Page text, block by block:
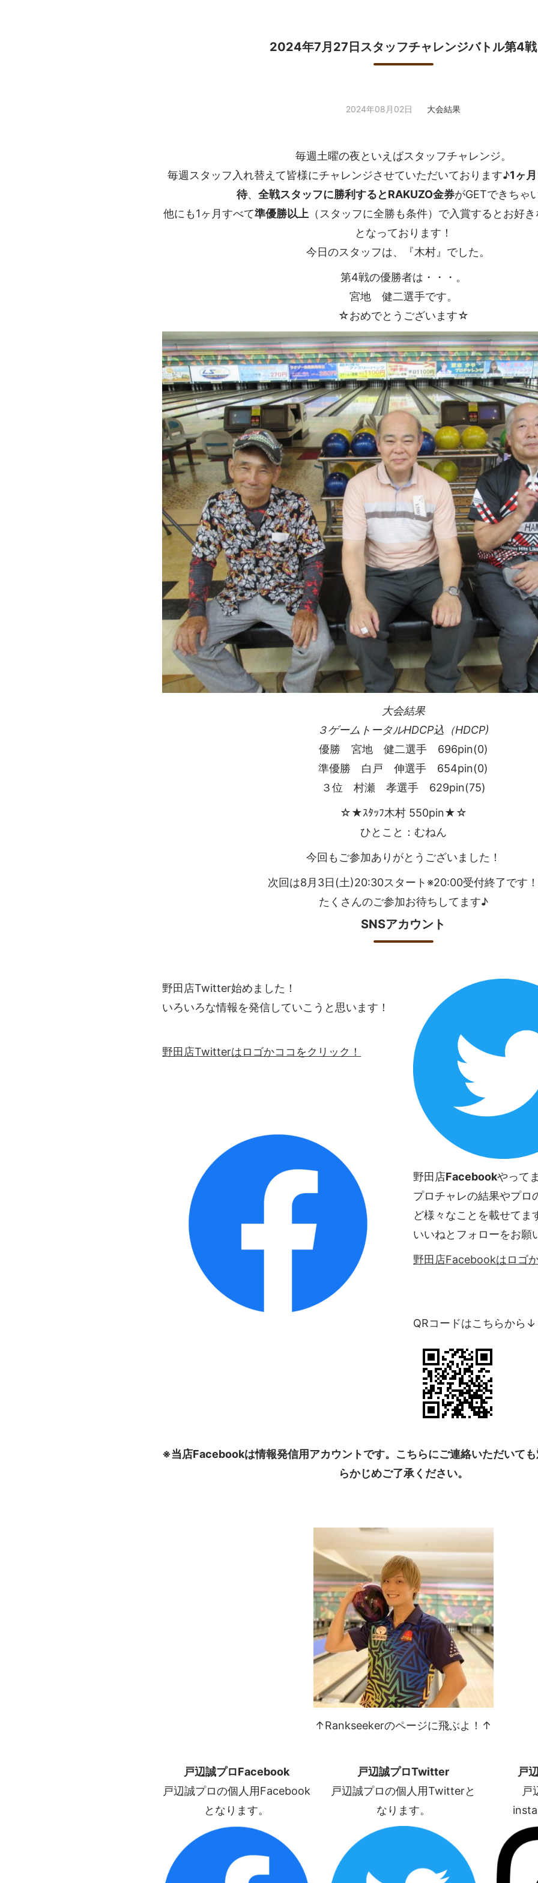
2024年7月27日スタッフチャレンジバトル第4戦
2024年08月02日 大会結果
毎週土曜の夜といえばスタッフチャレンジ。
毎週スタッフ入れ替えて皆様にチャレンジさせていただいております♪1ヶ
待、全戦スタッフに勝利するとRAKUZO金券がGETできちゃ
他にも1ヶ月すべて準優勝以上 （スタッフに全勝も条件）で入賞するとお好
となっております！
今日のスタッフは、『木村』でした。
第4戦の優勝者は・・・。
宮地 健二選手です。
☆おめでとうございます☆
大会結果
３ゲームトータルHDCP込（HDCP)
優勝 宮地 健二選手 696pin(0)
準優勝 白戸 伸選手 654pin(0)
３位 村瀬 孝選手 629pin(75)
☆★ｽﾀｯﾌ木村 550pin★☆
ひとこと：むねん
今回もご参加ありがとうございました！
次回は8月3日(土)20:30スタート※20:00受付終了です
たくさんのご参加お待ちしてます♪
SNSアカウント
野田店Twitter始めました！
いろいろな情報を発信していこうと思います！
野田店Twitterはロゴかココをクリック！
野田店Facebookやって
プロチャレの結果やプロ
ど様々なことを載せてま
いいねとフォローをお願
野田店Facebookはロゴ
QRコードはこちらから↓
※当店Facebookは情報発信用アカウントです。こちらにご連絡いただいて
らかじめご了承ください。
↑Rankseekerのページに飛ぶよ！↑
戸辺誠プロFacebook
戸辺誠プロの個人用Facebook
となります。
戸辺誠プロTwitter
戸辺誠プロの個人用Twitterと
なります。
戸
戸